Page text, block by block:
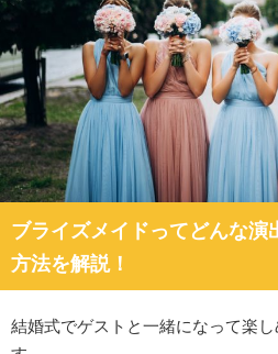
ブライズメイドってどんな演
方法を解説！
結婚式でゲストと一緒になって楽